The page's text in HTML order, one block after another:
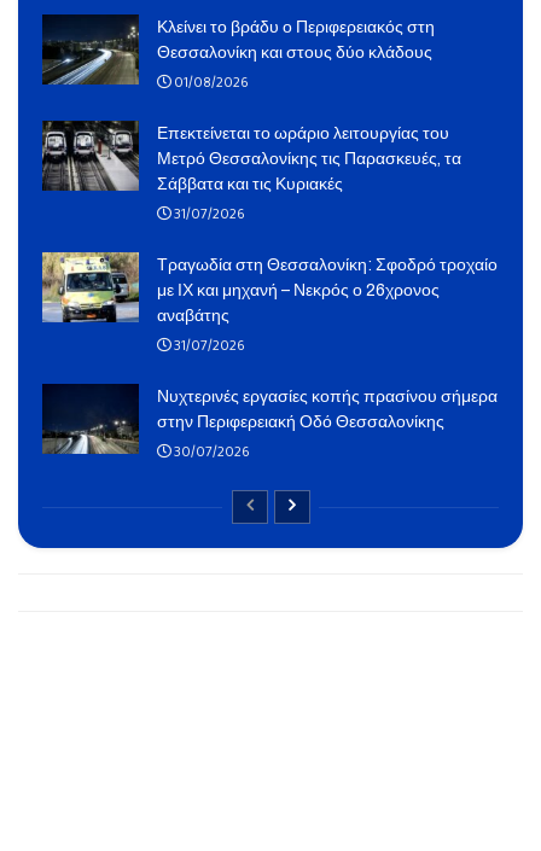
Κλείνει το βράδυ ο Περιφερειακός στη
Θεσσαλονίκη και στους δύο κλάδους
01/08/2026
Επεκτείνεται το ωράριο λειτουργίας του
Μετρό Θεσσαλονίκης τις Παρασκευές, τα
Σάββατα και τις Κυριακές
31/07/2026
Τραγωδία στη Θεσσαλονίκη: Σφοδρό τροχαίο
με ΙΧ και μηχανή – Νεκρός ο 26χρονος
αναβάτης
31/07/2026
Νυχτερινές εργασίες κοπής πρασίνου σήμερα
στην Περιφερειακή Οδό Θεσσαλονίκης
30/07/2026